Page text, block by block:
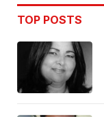
TOP POSTS